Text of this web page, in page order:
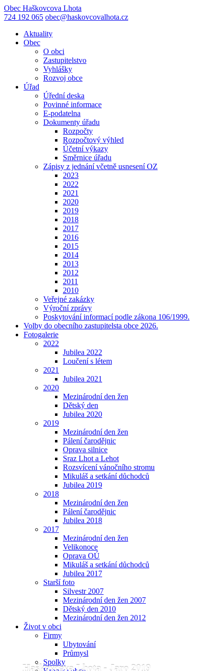
Obec Haškovcova Lhota
724 192 065 obec@haskovcovalhota.cz
Aktuality
Obec
O obci
Zastupitelstvo
Vyhlášky
Rozvoj obce
Úřad
Úřední deska
Povinné informace
E-podatelna
Dokumenty úřadu
Rozpočty
Rozpočtový výhled
Účetní výkazy
Směrnice úřadu
Zápisy z jednání včetně usnesení OZ
2023
2022
2021
2020
2019
2018
2017
2016
2015
2014
2013
2012
2011
2010
Veřejné zakázky
Výroční zprávy
Poskytování informací podle zákona 106/1999.
Volby do obecního zastupitelsta obce 2026.
Fotogalerie
2022
Jubilea 2022
Loučení s létem
2021
Jubilea 2021
2020
Mezinárodní den žen
Dětský den
Jubilea 2020
2019
Mezinárodní den žen
Pálení čarodějnic
Oprava silnice
Sraz Lhot a Lehot
Rozsvícení vánočního stromu
Mikuláš a setkání důchodců
Jubilea 2019
2018
Mezinárodní den žen
Pálení čarodějnic
Jubilea 2018
2017
Mezinárodní den žen
Velikonoce
Oprava OÚ
Mikuláš a setkání důchodců
Jubilea 2017
Starší foto
Silvestr 2007
Mezinárodní den žen 2007
Dětský den 2010
Mezinárodní den žen 2012
Život v obci
Firmy
Ubytování
Průmysl
Spolky
Haškovcova Lhota - Jaro 2019
Haškovcova Lhota - Zima 2020